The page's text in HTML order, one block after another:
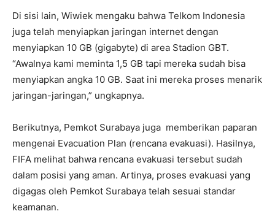
Di sisi lain, Wiwiek mengaku bahwa Telkom Indonesia
juga telah menyiapkan jaringan internet dengan
menyiapkan 10 GB (gigabyte) di area Stadion GBT.
“Awalnya kami meminta 1,5 GB tapi mereka sudah bisa
menyiapkan angka 10 GB. Saat ini mereka proses menarik
jaringan-jaringan,” ungkapnya.
Berikutnya, Pemkot Surabaya juga memberikan paparan
mengenai Evacuation Plan (rencana evakuasi). Hasilnya,
FIFA melihat bahwa rencana evakuasi tersebut sudah
dalam posisi yang aman. Artinya, proses evakuasi yang
digagas oleh Pemkot Surabaya telah sesuai standar
keamanan.